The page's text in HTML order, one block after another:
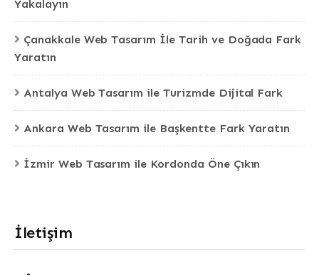
Yakalayın
Çanakkale Web Tasarım İle Tarih ve Doğada Fark
Yaratın
Antalya Web Tasarım ile Turizmde Dijital Fark
Ankara Web Tasarım ile Başkentte Fark Yaratın
İzmir Web Tasarım ile Kordonda Öne Çıkın
İletişim